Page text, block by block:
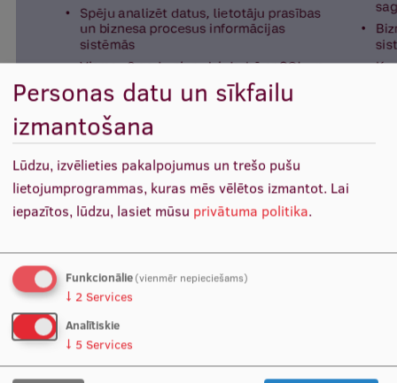
Vēsture un tradīcijas
Identitāte
RSU fonds
Aula
Muzeji un ekspozīcijas
Ģerbonis
Reitingi
Virtuālā tūre
Ilgtspējīga attīstība
Studiju un vides pieejamība
Personas datu un sīkfailu
izmantošana
Lūdzu, izvēlieties pakalpojumus un trešo pušu
lietojumprogrammas, kuras mēs vēlētos izmantot. Lai
iepazītos, lūdzu, lasiet mūsu privātuma politika.
Funkcionālie(vienmēr nepieciešams)
↓ 2 Services
Analītiskie
↓ 5 Services